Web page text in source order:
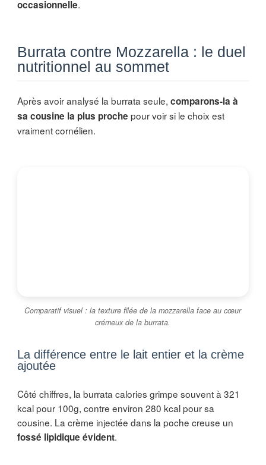
occasionnelle.
Burrata contre Mozzarella : le duel
nutritionnel au sommet
Après avoir analysé la burrata seule, comparons-la à
sa cousine la plus proche pour voir si le choix est
vraiment cornélien.
Comparatif visuel : la texture filée de la mozzarella face au cœur
crémeux de la burrata.
La différence entre le lait entier et la crème
ajoutée
Côté chiffres, la burrata calories grimpe souvent à 321
kcal pour 100g, contre environ 280 kcal pour sa
cousine. La crème injectée dans la poche creuse un
fossé lipidique évident.